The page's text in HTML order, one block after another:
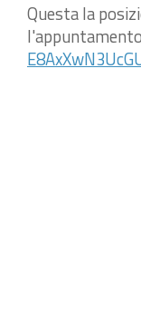
Questa la